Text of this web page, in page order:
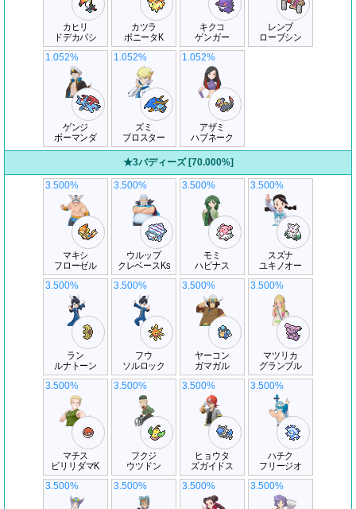
カヒリ
ドデカバシ
カツラ
ポニータK
キクコ
ゲンガー
レンブ
ローブシン
ゲンジ
ボーマンダ
1.052%
ズミ
ブロスター
1.052%
アザミ
ハブネーク
1.052%
★3バディーズ [70.000%]
マキシ
フローゼル
3.500%
ウルップ
クレベースKs
3.500%
モミ
ハピナス
3.500%
スズナ
ユキノオー
3.500%
ラン
ルナトーン
3.500%
フウ
ソルロック
3.500%
ヤーコン
ガマガル
3.500%
マツリカ
グランブル
3.500%
マチス
ビリリダマK
3.500%
フクジ
ウツドン
3.500%
ヒョウタ
ズガイドス
3.500%
ハチク
フリージオ
3.500%
3.500% 3.500% 3.500% 3.500%